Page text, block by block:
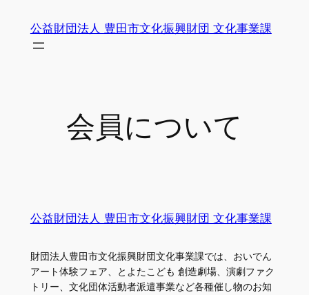
公益財団法人 豊田市文化振興財団 文化事業課
会員について
公益財団法人 豊田市文化振興財団 文化事業課
財団法人豊田市文化振興財団文化事業課では、おいでん
アート体験フェア、とよたこども 創造劇場、演劇ファク
トリー、文化団体活動者派遣事業など各種催し物のお知